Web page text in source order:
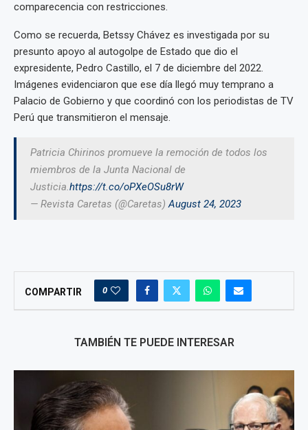
comparecencia con restricciones.
Como se recuerda, Betssy Chávez es investigada por su
presunto apoyo al autogolpe de Estado que dio el
expresidente, Pedro Castillo, el 7 de diciembre del 2022.
Imágenes evidenciaron que ese día llegó muy temprano a
Palacio de Gobierno y que coordinó con los periodistas de TV
Perú que transmitieron el mensaje.
Patricia Chirinos promueve la remoción de todos los
miembros de la Junta Nacional de
Justicia.https://t.co/oPXeOSu8rW
— Revista Caretas (@Caretas)August 24, 2023
COMPARTIR 0
TAMBIÉN TE PUEDE INTERESAR